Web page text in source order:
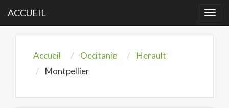
ACCUEIL
Accueil Occitanie
Herault
Montpellier